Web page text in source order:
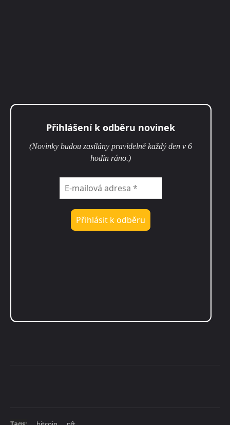
Přihlášení k odběru novinek
(Novinky budou zasílány pravidelně každý den v 6
hodin ráno.)